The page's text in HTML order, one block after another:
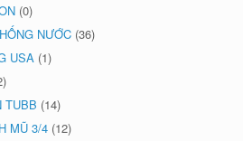
(0)
NƯỚC (36)
USA (1)
TUBB (14)
MŨ 3/4 (12)